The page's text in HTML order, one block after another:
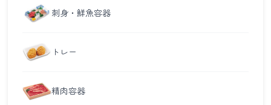
刺身・鮮魚容器
トレー
精肉容器